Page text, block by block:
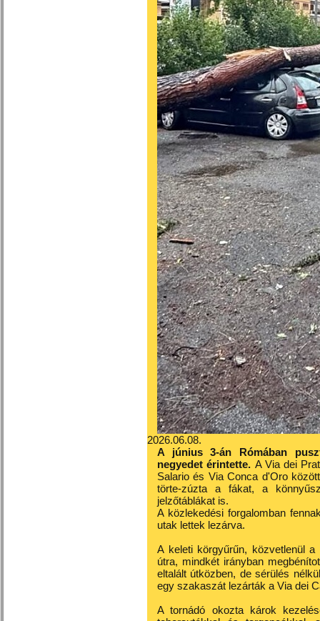
2026.06.08.
A június 3-án Rómában
negyedet érintette. A Via dei
Salario és Via Conca d'Oro
törte-zúzta a fákat, a
jelzőtáblákat is.
A közlekedési forgalomban
utak lettek lezárva.
A keleti körgyűrűn, közvetlenül
útra, mindkét irányban
eltalált útközben, de sérülés
egy szakaszát lezárták a Via dei
A tornádó okozta károk